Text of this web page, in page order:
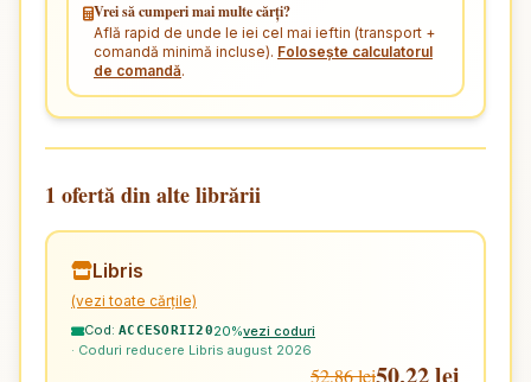
Vrei să cumperi mai multe cărți?
Află rapid de unde le iei cel mai ieftin (transport +
comandă minimă incluse). Folosește calculatorul
de comandă.
1 ofertă din alte librării
Libris
(vezi toate cărțile)
Cod: ACCESORII2020%vezi coduri
· Coduri reducere Libris august 2026
52,86 lei